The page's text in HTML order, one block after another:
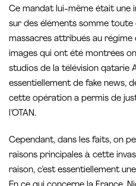
Ce mandat lui-même était une
sur des éléments somme
massacres attribués au régime
images qui ont été montrées
studios de la télévision qatarie
essentiellement de fake news,
cette opération a permis de
l’OTAN.
Cependant, dans les faits, on
raisons principales à cette
raison, c’est essentiellement